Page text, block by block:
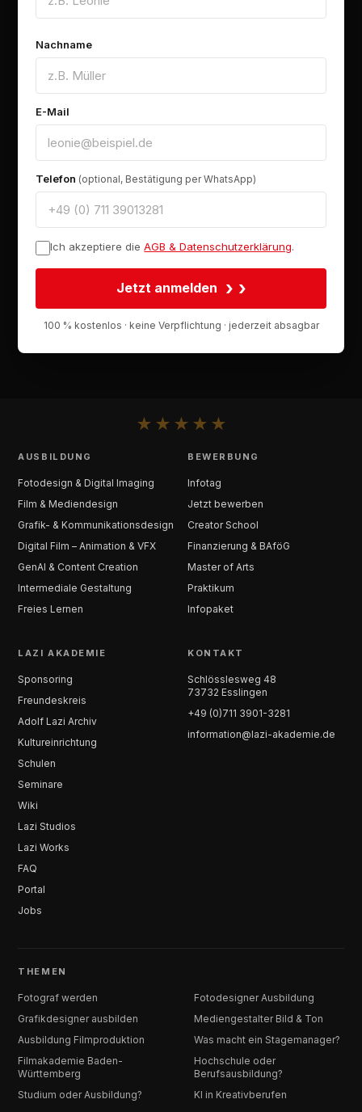
Nachname
E-Mail
Telefon (optional, Bestätigung per WhatsApp)
Ich akzeptiere die AGB & Datenschutzerklärung.
Jetzt anmelden ›
100 % kostenlos · keine Verpflichtung · jederzeit absagbar
★ ★ ★ ★ ★
AUSBILDUNG
Fotodesign & Digital Imaging
Film & Mediendesign
Grafik- & Kommunikationsdesign
Digital Film – Animation & VFX
GenAI & Content Creation
Intermediale Gestaltung
Freies Lernen
BEWERBUNG
Infotag
Jetzt bewerben
Creator School
Finanzierung & BAföG
Master of Arts
Praktikum
Infopaket
LAZI AKADEMIE
Sponsoring
Freundeskreis
Adolf Lazi Archiv
Kultureinrichtung
Schulen
Seminare
Wiki
Lazi Studios
Lazi Works
FAQ
Portal
Jobs
KONTAKT
Schlösslesweg 48
73732 Esslingen
+49 (0)711 3901-3281
information@lazi-akademie.de
THEMEN
Fotograf werden
Fotodesigner Ausbildung
Grafikdesigner ausbilden
Mediengestalter Bild & Ton
Ausbildung Filmproduktion
Was macht ein Stagemanager?
Filmakademie Baden-
Württemberg
Hochschule oder
Berufsausbildung?
Studium oder Ausbildung?
KI in Kreativberufen